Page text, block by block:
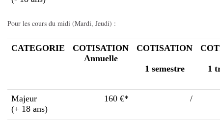
Pour les cours du midi (Mardi, Jeudi) :
CATEGORIE
COTISATION
Annuelle
COTISATION
1 semestre 1
Majeur
(+ 18 ans)
160 €* /